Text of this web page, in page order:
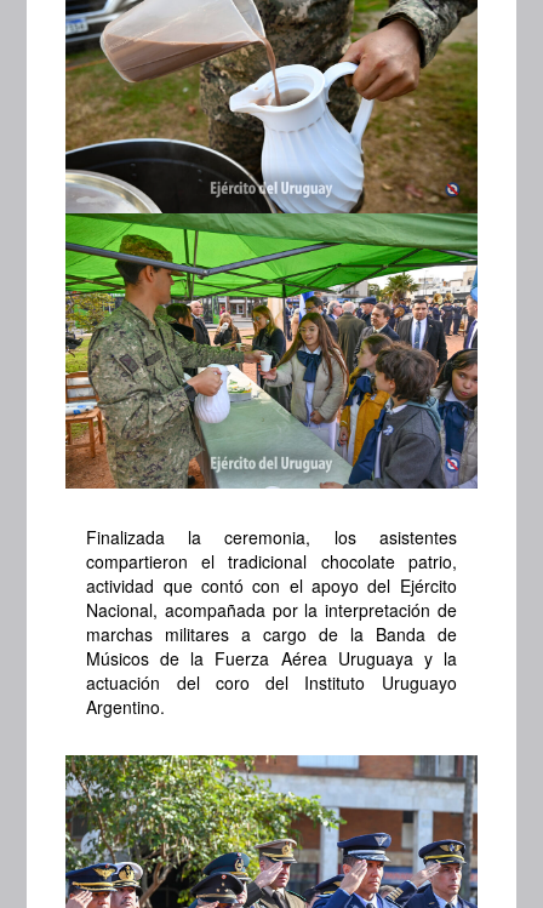
Finalizada la ceremonia, los asistentes
compartieron el tradicional chocolate patrio,
actividad que contó con el apoyo del Ejército
Nacional, acompañada por la interpretación de
marchas militares a cargo de la Banda de
Músicos de la Fuerza Aérea Uruguaya y la
actuación del coro del Instituto Uruguayo
Argentino.